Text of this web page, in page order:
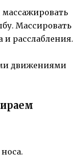
массажировать
Массировать
расслабления.
движениями